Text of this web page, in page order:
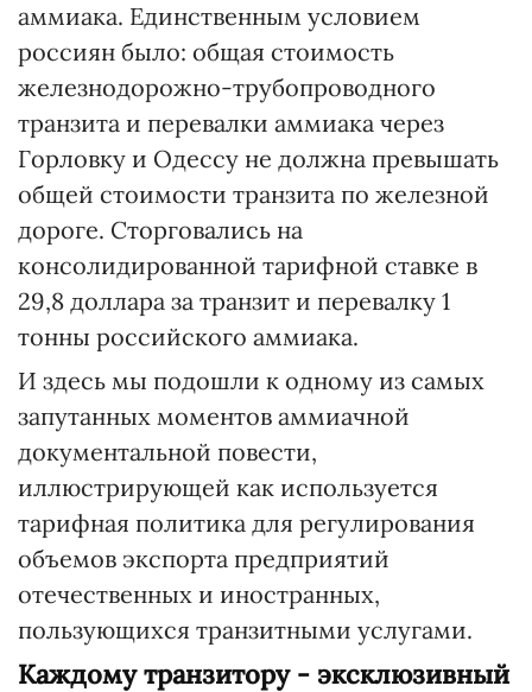
аммиака. Единственным условием
россиян было: общая стоимость
железнодорожно-трубопроводного
транзита и перевалки аммиака через
Горловку и Одессу не должна превышать
общей стоимости транзита по железной
дороге. Сторговались на
консолидированной тарифной ставке в
29,8 доллара за транзит и перевалку 1
тонны российского аммиака.
И здесь мы подошли к одному из самых
запутанных моментов аммиачной
документальной повести,
иллюстрирующей как используется
тарифная политика для регулирования
объемов экспорта предприятий
отечественных и иностранных,
пользующихся транзитными услугами.
Каждому транзитору - эксклюзивный